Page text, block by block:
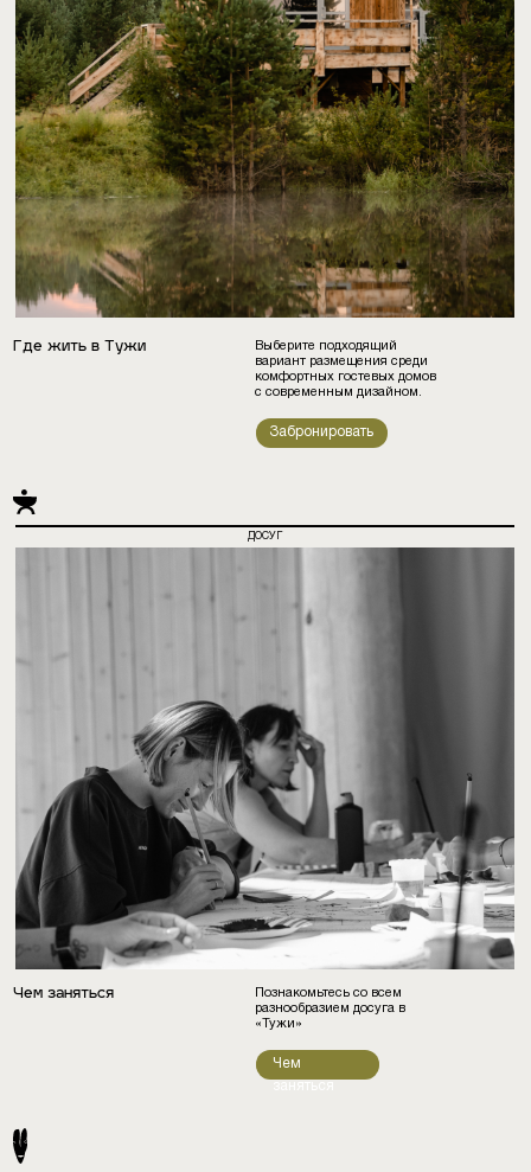
Выберите подходящий
вариант размещения среди
комфортных гостевых домов
с современным дизайном.
Где жить в Тужи
Забронировать
Познакомьтесь со всем
разнообразием досуга в
«Тужи»
Чем заняться
ДОСУГ
Чем